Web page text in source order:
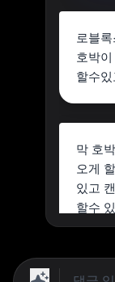
로블
호박
할수
막 호
오게
있고
할수